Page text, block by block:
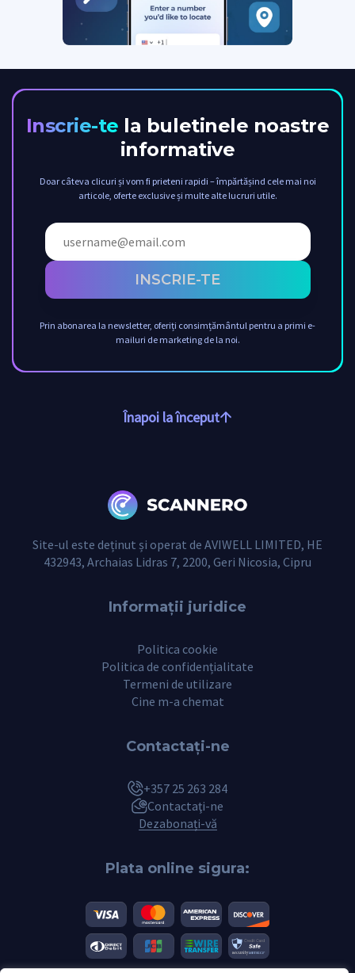
Inscrie-te la buletinele noastre
informative
Doar câteva clicuri și vom fi prieteni rapidi – împărtășind cele mai noi
articole, oferte exclusive și multe alte lucruri utile.
INSCRIE-TE
Prin abonarea la newsletter, oferiți consimțământul pentru a primi e-
mailuri de marketing de la noi.
Înapoi la început
Site-ul este deținut și operat de AVIWELL LIMITED, HE
432943, Archaias Lidras 7, 2200, Geri Nicosia, Cipru
Informații juridice
Politica cookie
Politica de confidențialitate
Termeni de utilizare
Cine m-a chemat
Contactaţi-ne
+357 25 263 284
Contactaţi-ne
Dezabonați-vă
Plata online sigura: